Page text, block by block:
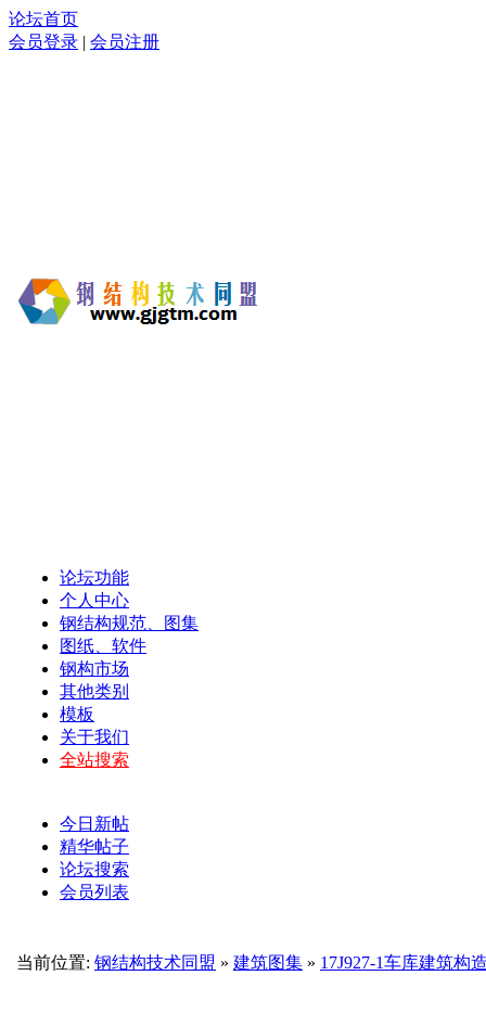
论坛首页
会员登录 | 会员注册
论坛功能
个人中心
钢结构规范、图集
图纸、软件
钢构市场
其他类别
模板
关于我们
全站搜索
今日新帖
精华帖子
论坛搜索
会员列表
当前位置: 钢结构技术同盟 » 建筑图集 » 17J927-1车库建筑构